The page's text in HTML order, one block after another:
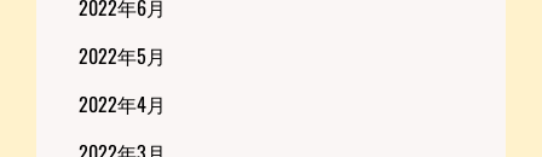
2022年6月
2022年5月
2022年4月